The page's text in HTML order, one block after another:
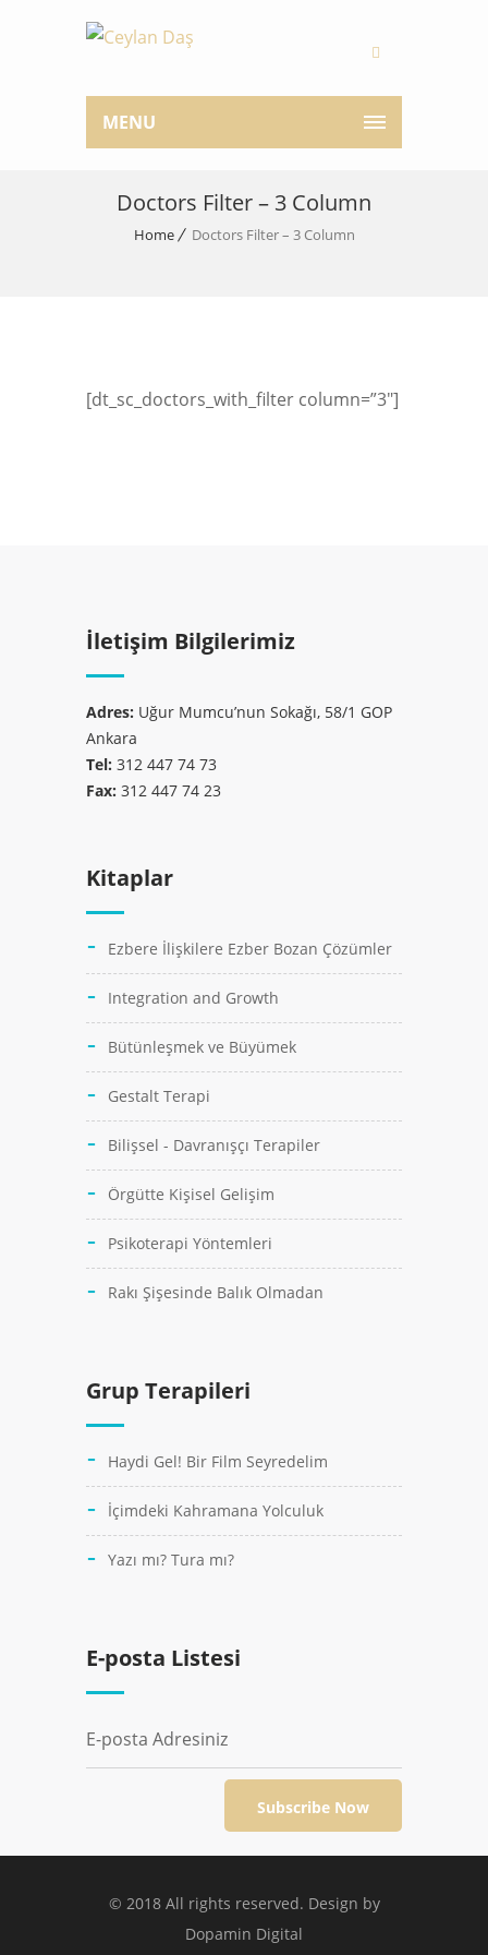
MENU
Doctors Filter – 3 Column
Home Doctors Filter – 3 Column
[dt_sc_doctors_with_filter column=”3″]
İletişim Bilgilerimiz
Adres: Uğur Mumcu’nun Sokağı, 58/1 GOP
Ankara
Tel: 312 447 74 73
Fax: 312 447 74 23
Kitaplar
Ezbere İlişkilere Ezber Bozan Çözümler
Integration and Growth
Bütünleşmek ve Büyümek
Gestalt Terapi
Bilişsel - Davranışçı Terapiler
Örgütte Kişisel Gelişim
Psikoterapi Yöntemleri
Rakı Şişesinde Balık Olmadan
Grup Terapileri
Haydi Gel! Bir Film Seyredelim
İçimdeki Kahramana Yolculuk
Yazı mı? Tura mı?
E-posta Listesi
© 2018 All rights reserved. Design by
Dopamin Digital